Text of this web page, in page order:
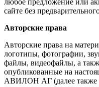
любое предложение или
сайте без
Авторские права
Авторские права на
логотипы, фотографии,
файлы, видеофайлы, а
опубликованные на
АВИЛОН АГ (далее